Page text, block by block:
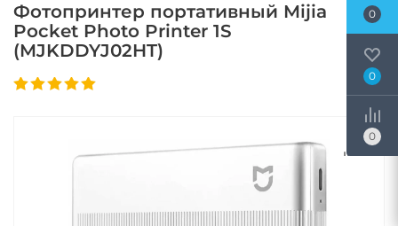
Фотопринтер портативный Mijia
Pocket Photo Printer 1S
(MJKDDYJ02HT)
0
0
0